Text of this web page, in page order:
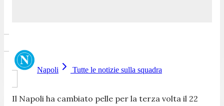
Napoli Tutte le notizie sulla squadra
Il Napoli ha cambiato pelle per la terza volta il 22